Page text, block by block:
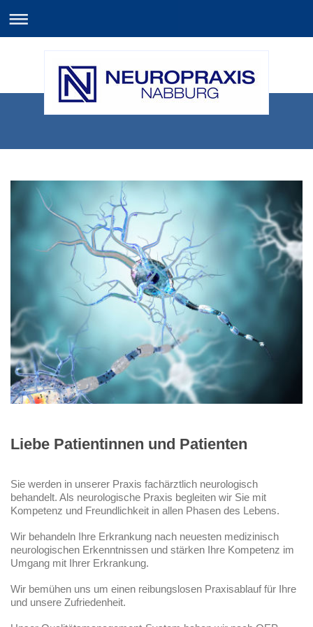
Liebe Patientinnen und Patienten
Sie werden in unserer Praxis fachärztlich neurologisch
behandelt. Als neurologische Praxis begleiten wir Sie mit
Kompetenz und Freundlichkeit in allen Phasen des Lebens.
Wir behandeln Ihre Erkrankung nach neuesten medizinisch
neurologischen Erkenntnissen und stärken Ihre Kompetenz im
Umgang mit Ihrer Erkrankung.
Wir bemühen uns um einen reibungslosen Praxisablauf für Ihre
und unsere Zufriedenheit.